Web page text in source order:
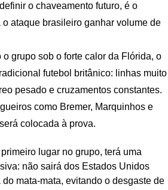
o chaveamento futuro, é o
o ataque brasileiro ganhar volume de
o grupo sob o forte calor da Flórida, o
futebol britânico: linhas muito
pesado e cruzamentos constantes.
como Bremer, Marquinhos e
colocada à prova.
lugar no grupo, terá uma
não sairá dos Estados Unidos
mata-mata, evitando o desgaste de